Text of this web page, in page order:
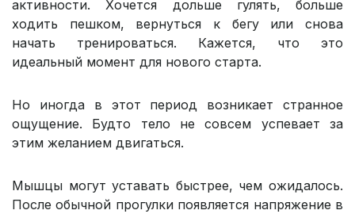
активности. Хочется дольше гулять, больше
ходить пешком, вернуться к бегу или снова
начать тренироваться. Кажется, что это
идеальный момент для нового старта.
Но иногда в этот период возникает странное
ощущение. Будто тело не совсем успевает за
этим желанием двигаться.
Мышцы могут уставать быстрее, чем ожидалось.
После обычной прогулки появляется напряжение в